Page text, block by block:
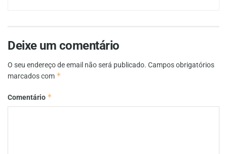
Deixe um comentário
O seu endereço de email não será publicado. Campos obrigatórios
marcados com *
Comentário *